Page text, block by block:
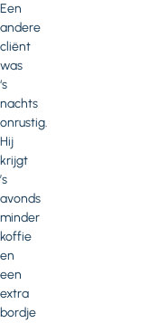
Een
andere
cliënt
was
‘s
nachts
onrustig.
Hij
krijgt
’s
avonds
minder
koffie
en
een
extra
bordje